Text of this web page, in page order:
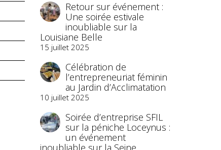
Retour sur événement :
Une soirée estivale
inoubliable sur la
Louisiane Belle
15 juillet 2025
Célébration de
l’entrepreneuriat féminin
au Jardin d’Acclimatation
10 juillet 2025
Soirée d’entreprise SFIL
sur la péniche Loceynus :
un événement
inoubliable sur la Seine